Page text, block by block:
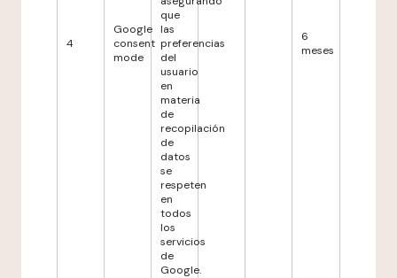
4
Google
consent
mode
que
las
preferencias
del
usuario
en
materia
de
recopilación
de
datos
se
respeten
en
todos
los
servicios
de
Google.
6
meses